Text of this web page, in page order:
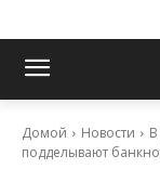
Домой Новости
подделывают